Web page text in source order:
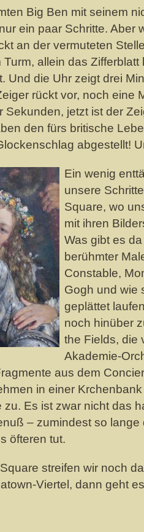
Big Ben mit seinem
ein paar Schritte. Aber
an der vermuteten
allein das Zifferblatt
Und die Uhr zeigt drei
rückt vor, noch eine
Sekunden, jetzt ist der
den fürs britische
abgestellt!
Ein wenig
unsere
Square, wo
mit ihren
Was gibt es
berühmter
Constable,
Gogh und wie
geplättet
noch hinüber
the Fields, die
Akademie-
aus dem
in einer
Es ist zwar nicht das
– zumindest so lange
öfteren tut.
streifen wir noch
Viertel, dann geht